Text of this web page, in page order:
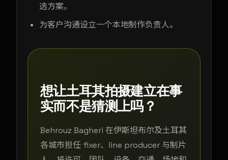
选方案。
为客户沟通设立一个本地制作负责人。
想让土耳其拍摄建立在事
实而不是猜测上吗？
Behrouz Bagheri 在伊斯坦布尔及土耳其
各城市担任 fixer、line producer 与制片